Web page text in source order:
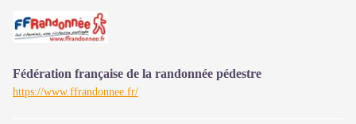
Fédération française de la randonnée pédestre
https://www.ffrandonnee.fr/